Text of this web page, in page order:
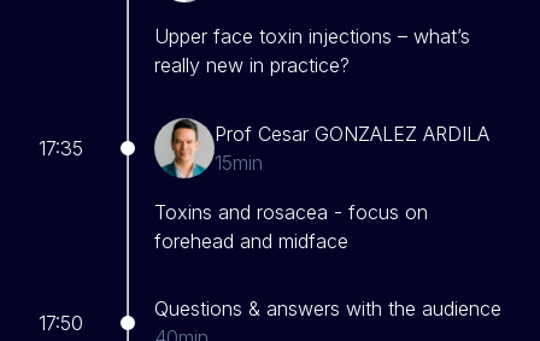
Upper face toxin injections – what’s
really new in practice?
17:35
Prof Cesar GONZALEZ ARDILA
15min
Toxins and rosacea - focus on
forehead and midface
17:50
Questions & answers with the audience